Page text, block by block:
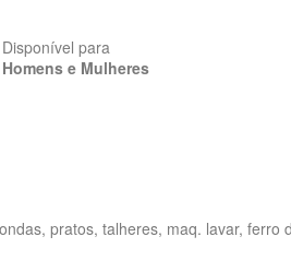
Disponível para
Homens e Mulheres
pratos, talheres, maq. lavar, ferro